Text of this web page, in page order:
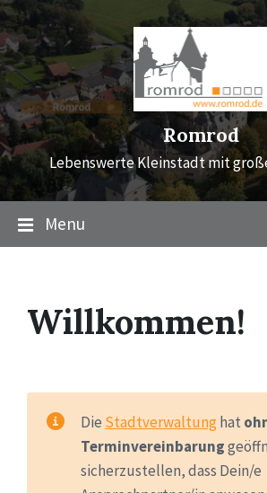
Skip
to
content
Skip
to
main
navigation
Skip
to
footer
Romrod
Lebenswerte Kleinstadt mit
Menu
Willkommen!
Die Stadtverwaltung hat
Terminvereinbarung
sicherzustellen, dass Dein/e